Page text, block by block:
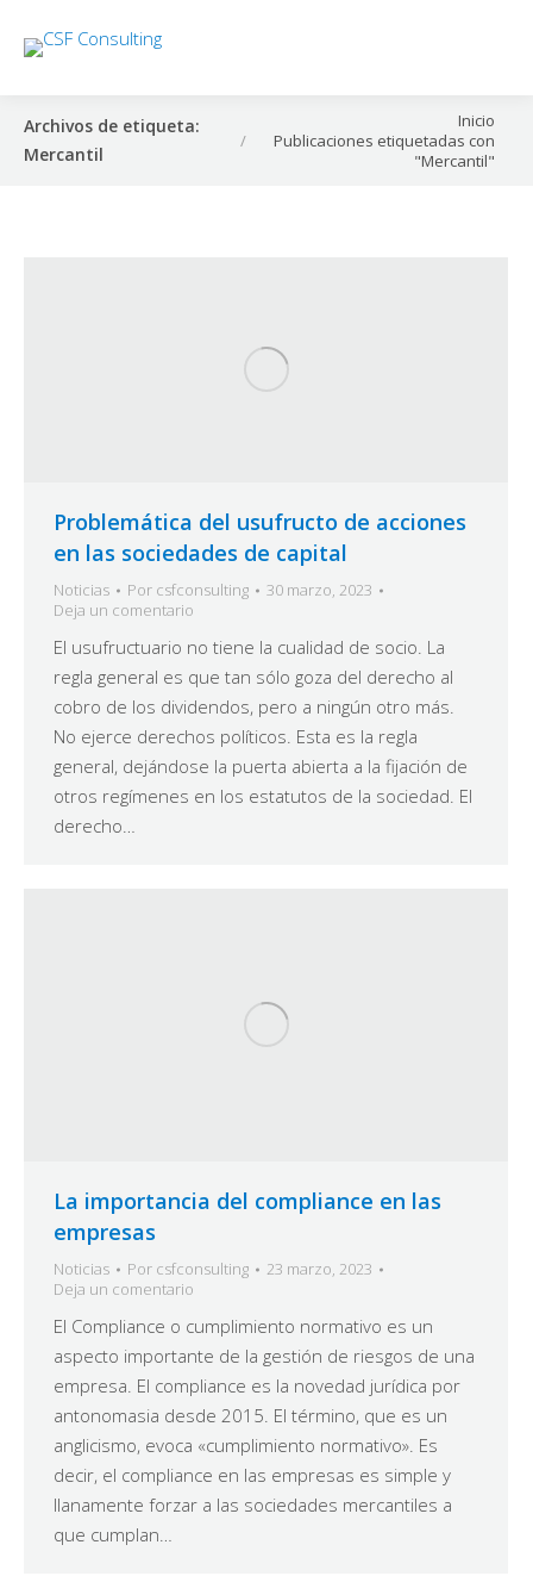
Archivos de etiqueta:
Mercantil
Inicio
Publicaciones etiquetadas con
"Mercantil"
Problemática del usufructo de acciones
en las sociedades de capital
Noticias Por csfconsulting
30 marzo, 2023
Deja un comentario
El usufructuario no tiene la cualidad de socio. La
regla general es que tan sólo goza del derecho al
cobro de los dividendos, pero a ningún otro más.
No ejerce derechos políticos. Esta es la regla
general, dejándose la puerta abierta a la fijación de
otros regímenes en los estatutos de la sociedad. El
derecho…
La importancia del compliance en las
empresas
Noticias Por csfconsulting
23 marzo, 2023
Deja un comentario
El Compliance o cumplimiento normativo es un
aspecto importante de la gestión de riesgos de una
empresa. El compliance es la novedad jurídica por
antonomasia desde 2015. El término, que es un
anglicismo, evoca «cumplimiento normativo». Es
decir, el compliance en las empresas es simple y
llanamente forzar a las sociedades mercantiles a
que cumplan…